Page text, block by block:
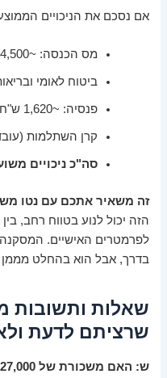
אם נסכם את הניכויים
מס הכנסה: ~4,500 ש"ח
ביטוח לאומי ובריאות:
פנסיה: ~1,620 ש"ח
קרן השתלמות (עובד):
סה"כ ניכויים משוער:
זה משאיר אתכם עם נטו משוער של כ-
לפרמטרים האישיים.
בדרך, אבל הוא בהחלט מממן
שאלות ותשובות
שרציתם לדעת
ש: האם משכורת של 27,000 ברוטו נחשבת גבוהה בישראל?